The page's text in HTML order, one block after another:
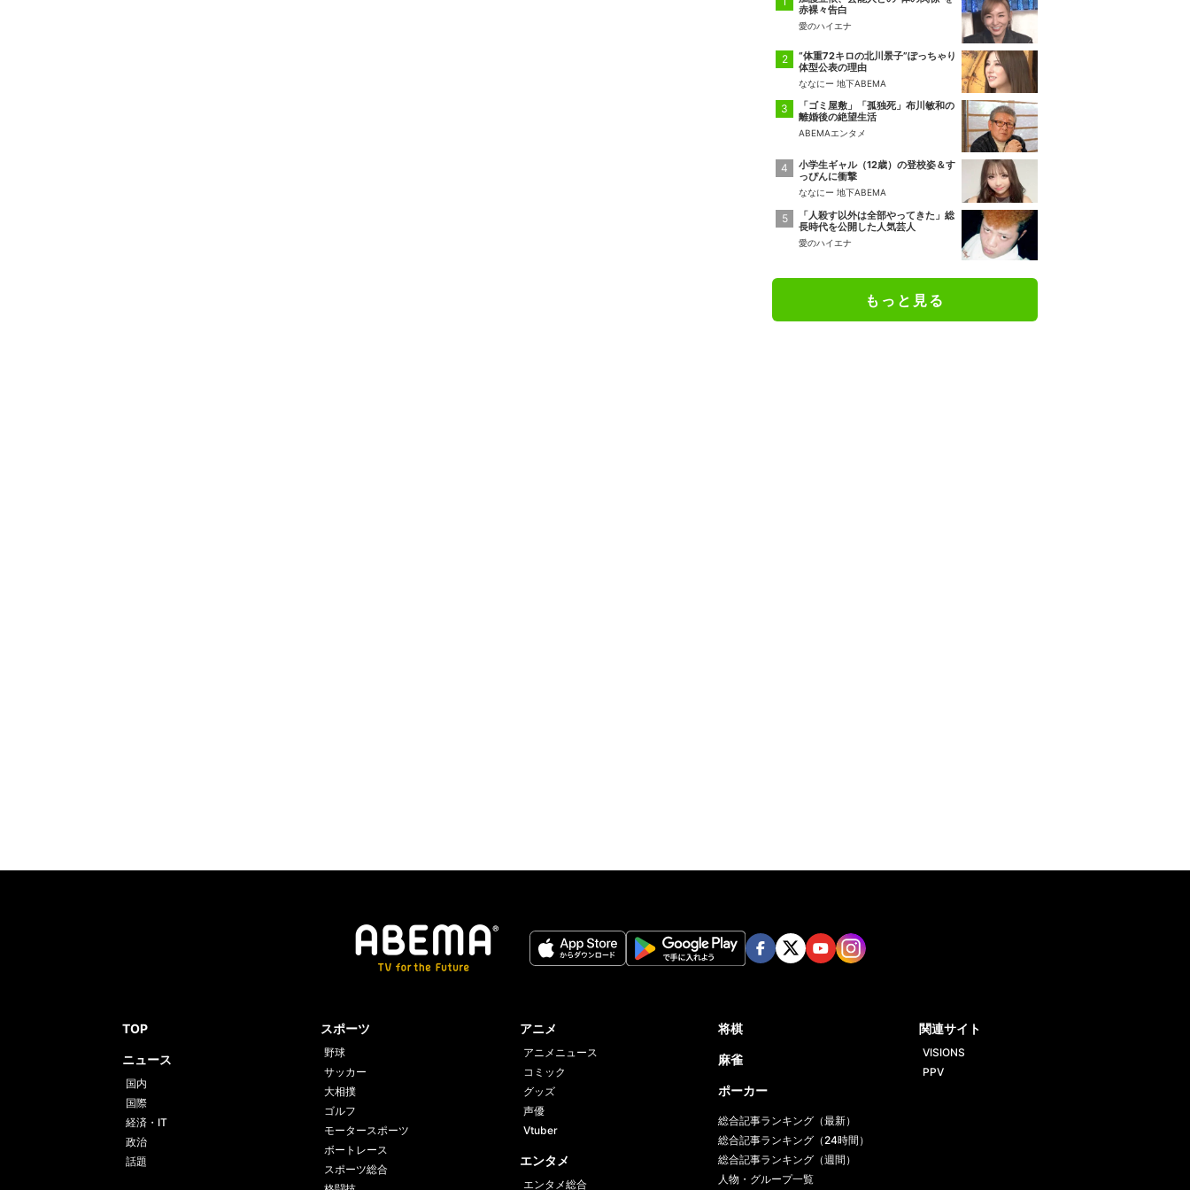
赤裸々告白
愛のハイエナ
“体重72キロの北川景子”ぽっちゃり
体型公表の理由
ななにー 地下ABEMA
「ゴミ屋敷」「孤独死」布川敏和の
離婚後の絶望生活
ABEMAエンタメ
小学生ギャル（12歳）の登校姿＆す
っぴんに衝撃
ななにー 地下ABEMA
「人殺す以外は全部やってきた」総
長時代を公開した人気芸人
愛のハイエナ
もっと見る
TOP
ニュース
国内
国際
経済・IT
政治
話題
スポーツ
野球
サッカー
大相撲
ゴルフ
モータースポーツ
ボートレース
スポーツ総合
アニメ
アニメニュース
コミック
グッズ
声優
Vtuber
エンタメ
エンタメ総合
将棋
麻雀
ポーカー
総合記事ランキング（最新）
総合記事ランキング（24時間）
総合記事ランキング（週間）
人物・グループ一覧
関連サイト
VISIONS
PPV